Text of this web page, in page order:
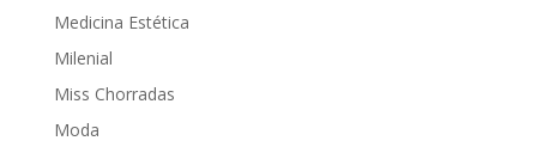
Medicina Estética
Milenial
Miss Chorradas
Moda